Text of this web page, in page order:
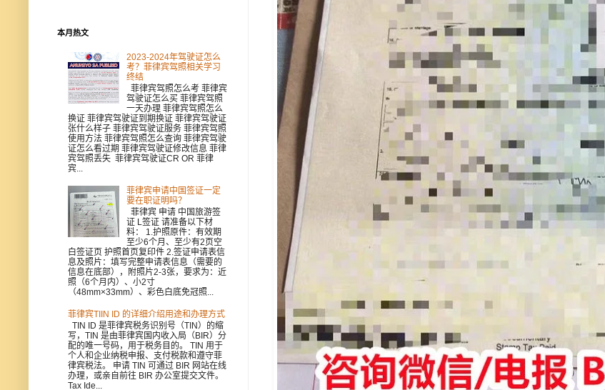
本月热文
2023-2024年驾驶证怎么
考？菲律宾驾照相关学习
终结
菲律宾驾照怎么考 菲律宾
驾驶证怎么买 菲律宾驾照
一天办理 菲律宾驾照怎么
换证 菲律宾驾驶证到期换证 菲律宾驾驶证
张什么样子 菲律宾驾驶证服务 菲律宾驾照
使用方法 菲律宾驾照怎么查询 菲律宾驾驶
证怎么看过期 菲律宾驾驶证修改信息 菲律
宾驾照丢失 菲律宾驾驶证CR OR 菲律
宾...
菲律宾申请中国签证一定
要在职证明吗？
菲律宾 申请 中国旅游签
证 L签证 请准备以下材
料： 1.护照原件：有效期
至少6个月、至少有2页空
白签证页 护照首页复印件 2.签证申请表信
息及照片：填写完整申请表信息（需要的
信息在底部），附照片2-3张，要求为：近
照（6个月内）、小2寸
（48mm×33mm）、彩色白底免冠照...
菲律宾TIIN ID 的详细介绍用途和办理方式
TIN ID 是菲律宾税务识别号（TIN）的缩
写，TIN 是由菲律宾国内收入局（BIR）分
配的唯一号码，用于税务目的。 TIN 用于
个人和企业纳税申报、支付税款和遵守菲
律宾税法。 申请 TIN 可通过 BIR 网站在线
办理，或亲自前往 BIR 办公室提交文件。
Tax Ide...